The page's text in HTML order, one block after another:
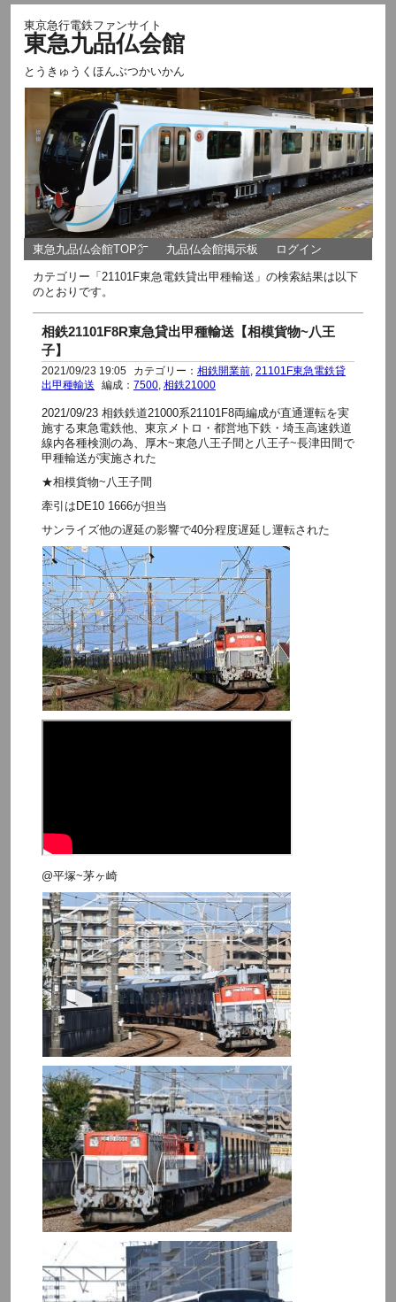
東京急行電鉄ファンサイト
東急九品仏会館
とうきゅうくほんぶつかいかん
東急九品仏会館TOP㌻ 九品仏会館掲示板 ログイン
カテゴリー「21101F東急電鉄貸出甲種輸送」の検索結果は以下
のとおりです。
相鉄21101F8R東急貸出甲種輸送【相模貨物~八王
子】
2021/09/23 19:05 カテゴリー： 相鉄開業前, 21101F東急電鉄貸
出甲種輸送
編成： 7500, 相鉄21000
2021/09/23 相鉄鉄道21000系21101F8両編成が直通運転を実
施する東急電鉄他、東京メトロ・都営地下鉄・埼玉高速鉄道
線内各種検測の為、厚木~東急八王子間と八王子~長津田間で
甲種輸送が実施された
★相模貨物~八王子間
牽引はDE10 1666が担当
サンライズ他の遅延の影響で40分程度遅延し運転された
@平塚~茅ヶ崎